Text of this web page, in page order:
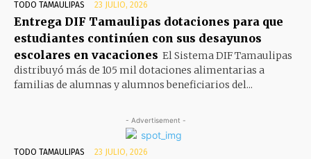
TODO TAMAULIPAS 23 JULIO, 2026
Entrega DIF Tamaulipas dotaciones para que
estudiantes continúen con sus desayunos
escolares en vacaciones El Sistema DIF Tamaulipas
distribuyó más de 105 mil dotaciones alimentarias a
familias de alumnas y alumnos beneficiarios del...
- Advertisement -
TODO TAMAULIPAS 23 JULIO, 2026